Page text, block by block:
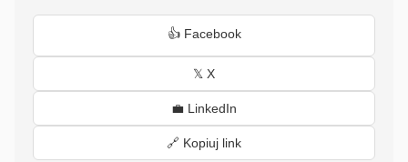
👍 Facebook
𝕏 X
💼 LinkedIn
🔗 Kopiuj link